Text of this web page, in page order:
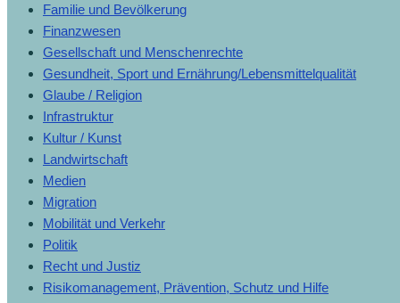
Familie und Bevölkerung
Finanzwesen
Gesellschaft und Menschenrechte
Gesundheit, Sport und Ernährung/Lebensmittelqualität
Glaube / Religion
Infrastruktur
Kultur / Kunst
Landwirtschaft
Medien
Migration
Mobilität und Verkehr
Politik
Recht und Justiz
Risikomanagement, Prävention, Schutz und Hilfe